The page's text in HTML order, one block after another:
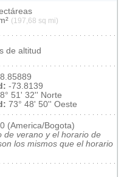
(197,68 sq mi)
de altitud
8.85889
-73.8139
8° 51' 32'' Norte
73° 48' 50'' Oeste
(America/Bogota)
de verano y el horario de
los mismos que el horario